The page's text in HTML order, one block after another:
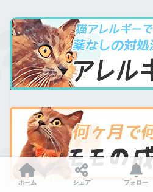
ホーム シェア フォロー